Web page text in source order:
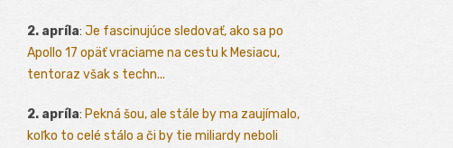
2. apríla: Je fascinujúce sledovať, ako sa po
Apollo 17 opäť vraciame na cestu k Mesiacu,
tentoraz však s techn...
2. apríla: Pekná šou, ale stále by ma zaujímalo,
koľko to celé stálo a či by tie miliardy neboli